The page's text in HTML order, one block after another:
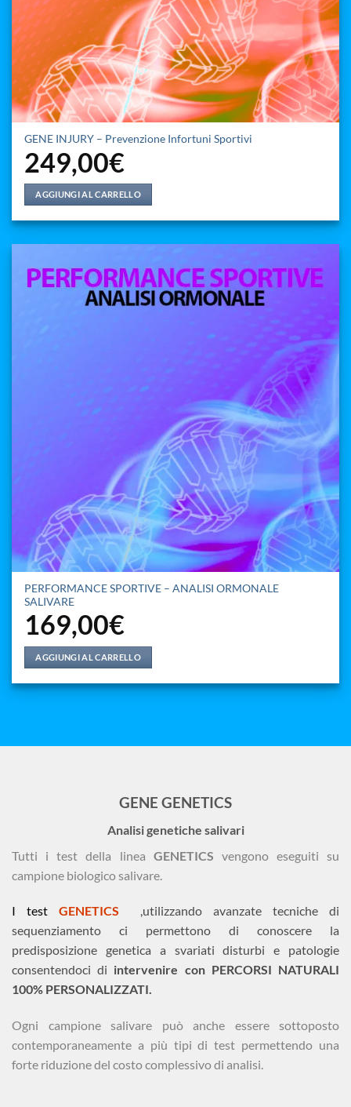
GENE INJURY – Prevenzione Infortuni Sportivi
249,00€
AGGIUNGI AL CARRELLO
PERFORMANCE SPORTIVE – ANALISI ORMONALE
SALIVARE
169,00€
AGGIUNGI AL CARRELLO
GENE GENETICS
Analisi genetiche salivari
Tutti i test della linea GENETICS vengono eseguiti su
campione biologico salivare.
I test GENETICS
,utilizzando avanzate tecniche di
sequenziamento ci permettono di conoscere la
predisposizione genetica a svariati disturbi e patologie
consentendoci di intervenire conPERCORSI NATURALI
100% PERSONALIZZATI.
Ogni campione salivare può anche essere sottoposto
contemporaneamente a più tipi di test permettendo una
forte riduzione del costo complessivo di analisi.